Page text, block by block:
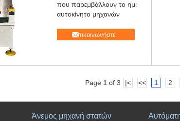
που παρεμβάλλουν το ημι
αυτοκίνητο μηχανών
Επικοινωνήστε
Page 1 of 3 |< << 1 2
Άνεμος μηχανή στατών